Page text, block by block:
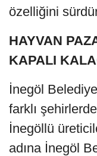
özelliğini
HAYVAN
KAPALI
İnegöl
farklı
İnegöllü
adına İnegöl